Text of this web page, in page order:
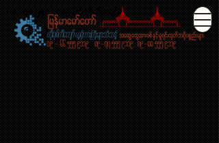
၀၉ - ၇၈ ၅၅၅ ၉၁၁၉ (ကိုရစ္ကီေက်ာ္)